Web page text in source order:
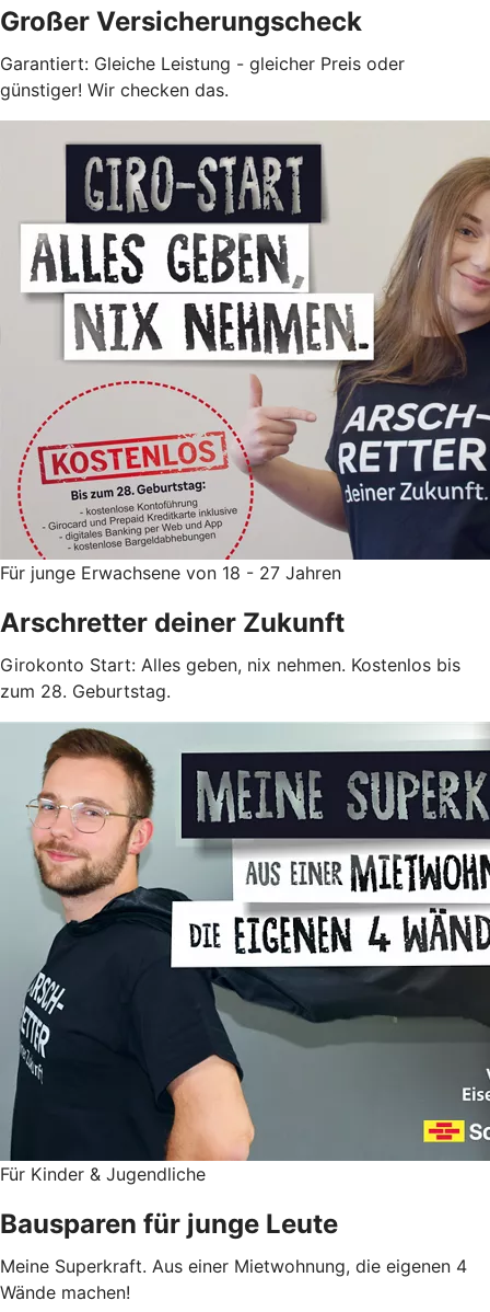
Großer Versicherungscheck
Garantiert: Gleiche Leistung - gleicher Preis oder
günstiger! Wir checken das.
Für junge Erwachsene von 18 - 27 Jahren
Arschretter deiner Zukunft
Girokonto Start: Alles geben, nix nehmen. Kostenlos bis
zum 28. Geburtstag.
Für Kinder & Jugendliche
Bausparen für junge Leute
Meine Superkraft. Aus einer Mietwohnung, die eigenen 4
Wände machen!